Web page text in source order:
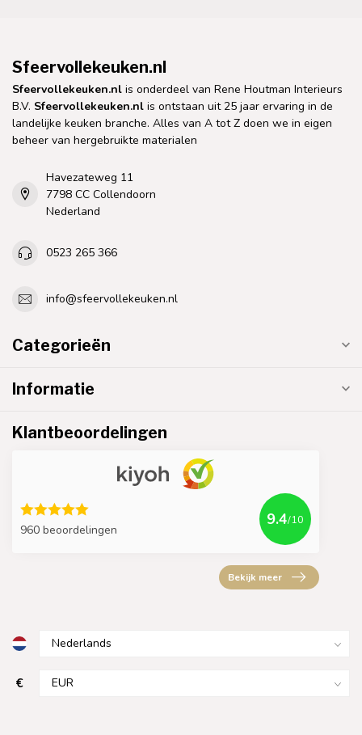
Sfeervollekeuken.nl
Sfeervollekeuken.nl is onderdeel van Rene Houtman Interieurs
B.V. Sfeervollekeuken.nl is ontstaan uit 25 jaar ervaring in de
landelijke keuken branche. Alles van A tot Z doen we in eigen
beheer van hergebruikte materialen
Havezateweg 11
7798 CC Collendoorn
Nederland
0523 265 366
info@sfeervollekeuken.nl
Categorieën
Informatie
Klantbeoordelingen
960 beoordelingen
9.4/10
Bekijk meer
€